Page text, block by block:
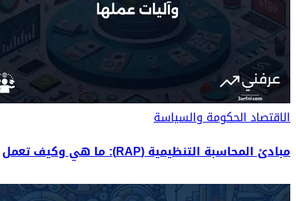
الاقتصادالحكومة والسياسة
مبادئ المحاسبة التنظيمية (RAP): ما هي وكيف تعمل